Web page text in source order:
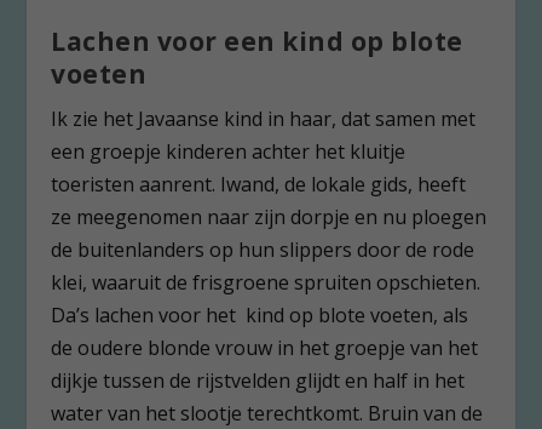
Lachen voor een kind op blote
voeten
Ik zie het Javaanse kind in haar, dat samen met
een groepje kinderen achter het kluitje
toeristen aanrent. Iwand, de lokale gids, heeft
ze meegenomen naar zijn dorpje en nu ploegen
de buitenlanders op hun slippers door de rode
klei, waaruit de frisgroene spruiten opschieten.
Da’s lachen voor het kind op blote voeten, als
de oudere blonde vrouw in het groepje van het
dijkje tussen de rijstvelden glijdt en half in het
water van het slootje terechtkomt. Bruin van de